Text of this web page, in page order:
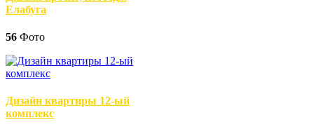
Елабуга
56 Фото
Дизайн квартиры 12-ый
комплекс